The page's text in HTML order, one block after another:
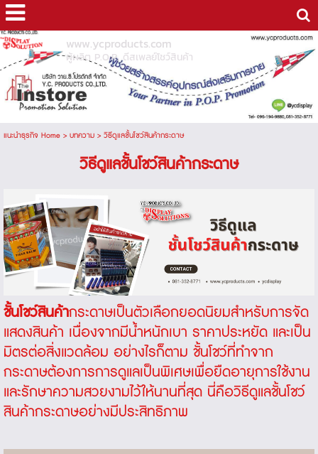
www.ycproducts.com
ผู้ผลิต P.O.P. ดีสเพลย์โชว์สินค้า
แนะนำธุรกิจ Home> บทความ> วิธีดูแลชั้นโชว์สินค้ากระดาษ
วิธีดูแลชั้นโชว์สินค้ากระดาษ
ชั้นโชว์สินค้ากระดาษเป็นตัวเลือกยอดนิยมสำหรับการจัด
แสดงสินค้า เนื่องจากมีน้ำหนักเบา ราคาประหยัด และเป็น
มิตรต่อสิ่งแวดล้อม อย่างไรก็ตาม ชั้นโชว์ที่ทำจาก
กระดาษต้องการการดูแลเป็นพิเศษเพื่อยืดอายุการใช้งาน
และรักษาความสวยงามไว้ให้นานที่สุด นี่คือวิธีดูแลชั้นโชว์
สินค้ากระดาษอย่างมีประสิทธิภาพ